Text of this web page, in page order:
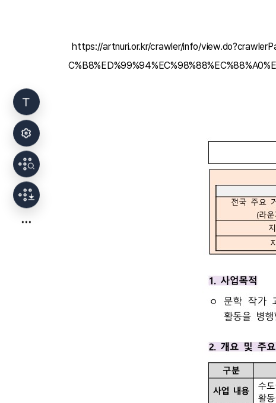
https://artnuri.or.kr/crawler/info/